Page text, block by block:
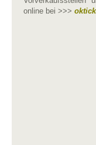
online bei >>>